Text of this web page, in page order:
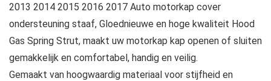
2013 2014 2015 2016 2017 Auto motorkap cover
ondersteuning staaf, Gloednieuwe en hoge kwaliteit Hood
Gas Spring Strut, maakt uw motorkap kap openen of sluiten
gemakkelijk en comfortabel, handig en veilig.
Gemaakt van hoogwaardig materiaal voor stijfheid en